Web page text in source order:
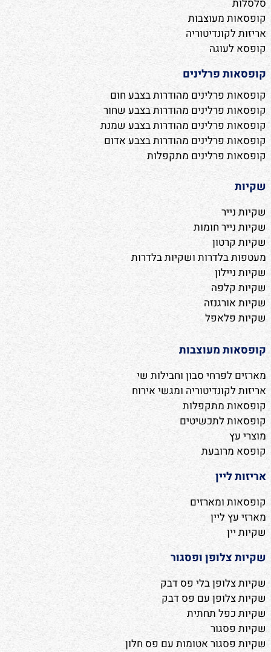
סלסלות
קופסאות מעוצבות
אריזות לקונדיטוריה
קופסא לעוגה
קופסאות פרלינים
קופסאות פרלינים מהודרות בצבע חום
קופסאות פרלינים מהודרות בצבע שחור
קופסאות פרלינים מהודרות בצבע שמנת
קופסאות פרלינים מהודרות בצבע אדום
קופסאות פרלינים מתקפלות
שקיות
שקיות נייר
שקיות נייר חומות
שקיות קרטון
מעטפות בלדרות ושקיות בלדרות
שקיות ניילון
שקיות קלפה
שקיות אורגנזה
שקיות פלאפל
קופסאות מעוצבות
מארזים לפרחי סבון וחבילות שי
אריזות לקונדיטוריה ומגשי אירוח
קופסאות מתקפלות
קופסאות לתכשיטים
מוצרי עץ
קופסא מרובעת
אריזות ליין
קופסאות ומארזים
מארזי עץ ליין
שקיות יין
שקיות צלופן ופסגור
שקיות צלופן בלי פס דבק
שקיות צלופן עם פס דבק
שקיות כפל תחתית
שקיות פסגור
שקיות פסגור אטומות עם פס חלון